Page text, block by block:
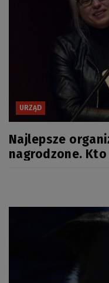
URZĄD
Najlepsze
nagrodzone.